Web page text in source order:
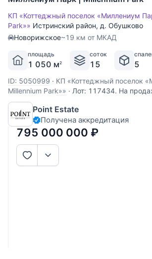
КП «Коттеджный поселок «Миллениум
Park»» Истринский район, д. Обушково
Новорижское~19 км от МКАД
площадь
1 050 м2
соток
15 5
ID: 5050999 · КП «Коттеджный поселок
Millennium Park»» · Лот: 117434. На
вилла «Neo Italica» - это современная
роскошь, воплощенная в монолитно-
площадью 1050 м2 с утепленным
крупноформатным натуральным
Point Estate
Получена аккредитация
795 000 000 ₽